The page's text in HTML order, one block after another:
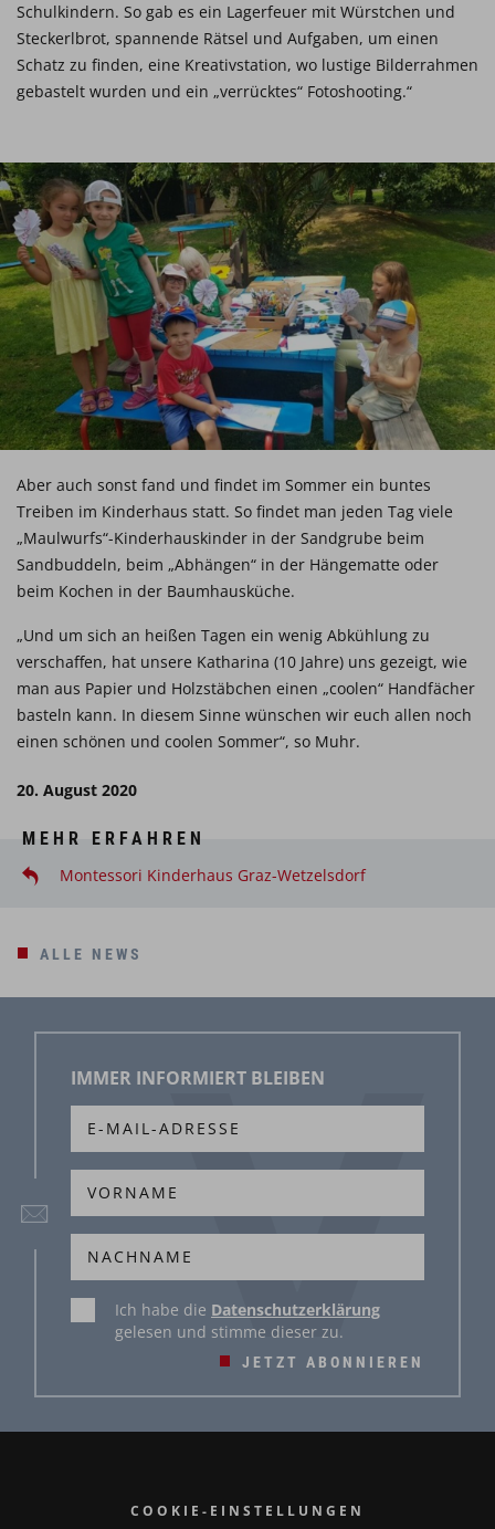
Schulkindern. So gab es ein Lagerfeuer mit Würstchen und
Steckerlbrot, spannende Rätsel und Aufgaben, um einen
Schatz zu finden, eine Kreativstation, wo lustige Bilderrahmen
gebastelt wurden und ein „verrücktes“ Fotoshooting.“
Aber auch sonst fand und findet im Sommer ein buntes
Treiben im Kinderhaus statt. So findet man jeden Tag viele
„Maulwurfs“-Kinderhauskinder in der Sandgrube beim
Sandbuddeln, beim „Abhängen“ in der Hängematte oder
beim Kochen in der Baumhausküche.
„Und um sich an heißen Tagen ein wenig Abkühlung zu
verschaffen, hat unsere Katharina (10 Jahre) uns gezeigt, wie
man aus Papier und Holzstäbchen einen „coolen“ Handfächer
basteln kann. In diesem Sinne wünschen wir euch allen noch
einen schönen und coolen Sommer“, so Muhr.
20. August 2020
MEHR ERFAHREN
Montessori Kinderhaus Graz-Wetzelsdorf
ALLE NEWS
IMMER INFORMIERT BLEIBEN
JETZT ABONNIEREN
Ich habe die Datenschutzerklärung
gelesen und stimme dieser zu.
COOKIE-EINSTELLUNGEN